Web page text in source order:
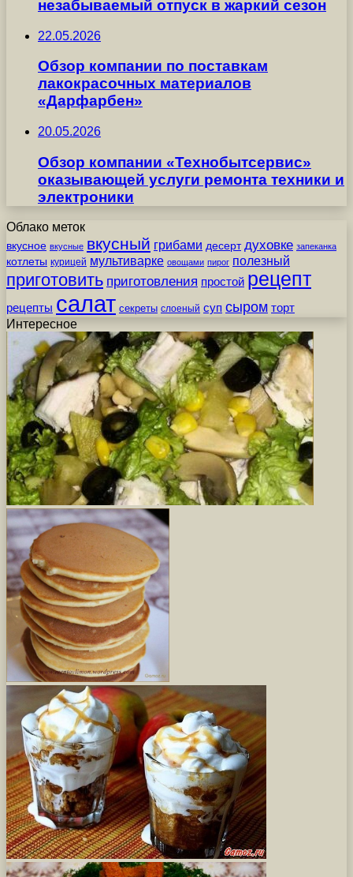
незабываемый отпуск в жаркий сезон
22.05.2026
Обзор компании по поставкам
лакокрасочных материалов
«Дарфарбен»
20.05.2026
Обзор компании «Технобытсервис»
оказывающей услуги ремонта техники и
электроники
Облако меток
вкусное вкусные вкусный грибами десерт духовке запеканка
котлеты курицей мультиварке овощами пирог полезный
приготовить приготовления простой рецепт
рецепты салат секреты слоеный суп сыром торт
Интересное